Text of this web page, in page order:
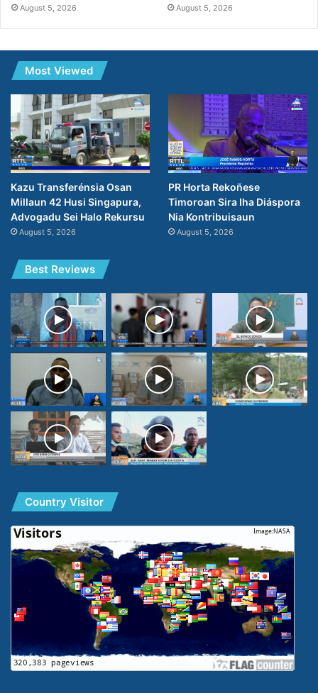
August 5, 2026 August 5, 2026
Most Viewed
Kazu Transferénsia Osan
Millaun 42 Husi Singapura,
Advogadu Sei Halo Rekursu
August 5, 2026
PR Horta Rekoñese
Timoroan Sira Iha Diáspora
Nia Kontribuisaun
August 5, 2026
Best Reviews
Country Visitor